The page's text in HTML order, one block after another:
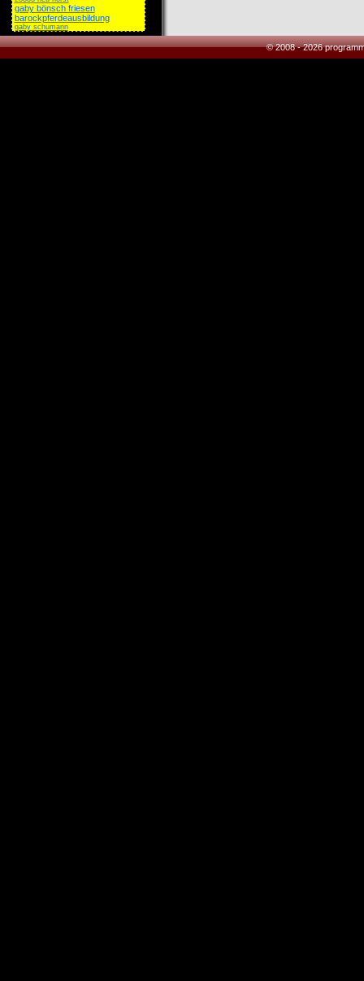
gaby bönsch friesen
barockpferdeausbildung
gaby schumann
© 2008 - 2026